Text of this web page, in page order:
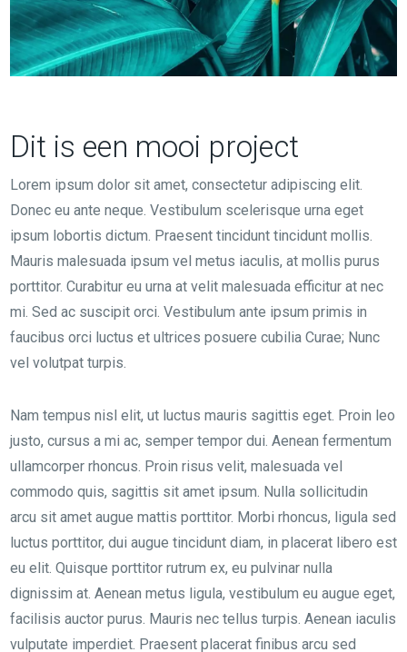
Dit is een mooi project
Lorem ipsum dolor sit amet, consectetur adipiscing elit.
Donec eu ante neque. Vestibulum scelerisque urna eget
ipsum lobortis dictum. Praesent tincidunt tincidunt mollis.
Mauris malesuada ipsum vel metus iaculis, at mollis purus
porttitor. Curabitur eu urna at velit malesuada efficitur at nec
mi. Sed ac suscipit orci. Vestibulum ante ipsum primis in
faucibus orci luctus et ultrices posuere cubilia Curae; Nunc
vel volutpat turpis.
Nam tempus nisl elit, ut luctus mauris sagittis eget. Proin leo
justo, cursus a mi ac, semper tempor dui. Aenean fermentum
ullamcorper rhoncus. Proin risus velit, malesuada vel
commodo quis, sagittis sit amet ipsum. Nulla sollicitudin
arcu sit amet augue mattis porttitor. Morbi rhoncus, ligula sed
luctus porttitor, dui augue tincidunt diam, in placerat libero est
eu elit. Quisque porttitor rutrum ex, eu pulvinar nulla
dignissim at. Aenean metus ligula, vestibulum eu augue eget,
facilisis auctor purus. Mauris nec tellus turpis. Aenean iaculis
vulputate imperdiet. Praesent placerat finibus arcu sed